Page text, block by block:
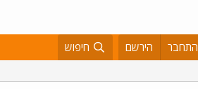
התחבר הירשם חיפוש